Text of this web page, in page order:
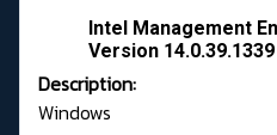
Intel Management
Version
Description:
Windows